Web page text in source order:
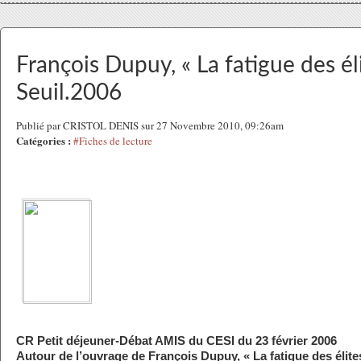
François Dupuy, « La fatigue des
Seuil.2006
Publié par CRISTOL DENIS sur 27 Novembre 2010, 09:26am
Catégories : #Fiches de lecture
CR Petit déjeuner-Débat AMIS du CESI du 23 février 2006
Autour de l’ouvrage de François Dupuy, « La fatigue des